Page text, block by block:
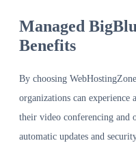
Managed
Benefits
By choosing
organizations can experience
their video conferencing and
automatic updates and